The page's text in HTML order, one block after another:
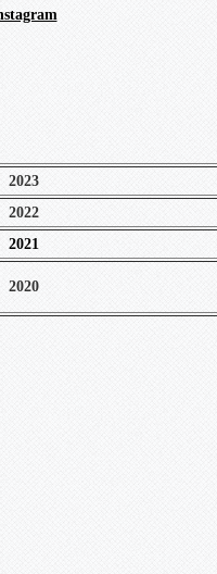
2023
2022
2021
2020